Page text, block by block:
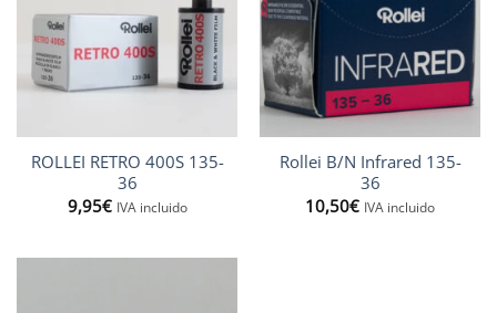
ROLLEI RETRO 400S 135-
36
9,95€ IVA incluido
Rollei B/N Infrared 135-
36
10,50€ IVA incluido